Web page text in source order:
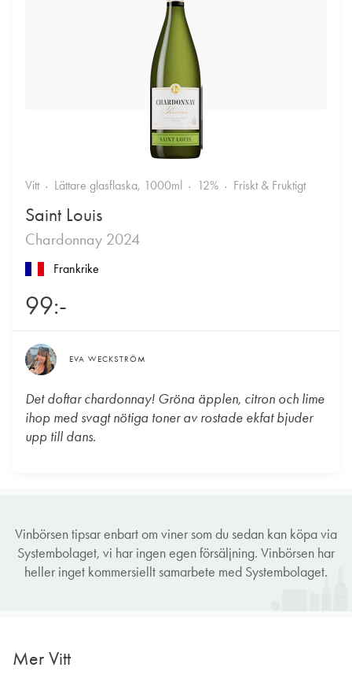
Vitt Lättare glasflaska, 1000ml 12% Friskt & Fruktigt
Saint Louis
Chardonnay 2024
Frankrike
99:-
EVA WECKSTRÖM
Det doftar chardonnay! Gröna äpplen, citron och lime
ihop med svagt nötiga toner av rostade ekfat bjuder
upp till dans.
Vinbörsen tipsar enbart om viner som du sedan kan köpa via
Systembolaget, vi har ingen egen försäljning. Vinbörsen har
heller inget kommersiellt samarbete med Systembolaget.
Mer Vitt